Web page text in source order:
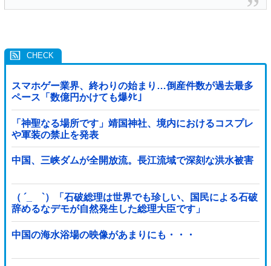
スマホゲー業界、終わりの始まり…倒産件数が過去最多
ペース「数億円かけても爆ﾀﾋ」
「神聖なる場所です」靖国神社、境内におけるコスプレ
や軍装の禁止を発表
中国、三峡ダムが全開放流。長江流域で深刻な洪水被害
（ ´_ゝ`）「石破総理は世界でも珍しい、国民による石破
辞めるなデモが自然発生した総理大臣です」
中国の海水浴場の映像があまりにも・・・